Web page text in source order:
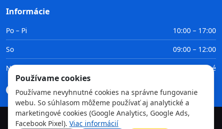
Informácie
Po – Pi
10:00 – 17:00
So
09:00 – 12:00
Ne
Zatvorené
Doprava Platba Obchodné podmienky GDPR
©2026TvojaFarba.sk • Všetky práva vyhradené
Používame cookies
Používame nevyhnutné cookies na správne fungovanie
webu. So súhlasom môžeme používať aj analytické a
marketingové cookies (Google Analytics, Google Ads,
Facebook Pixel). Viac informácií